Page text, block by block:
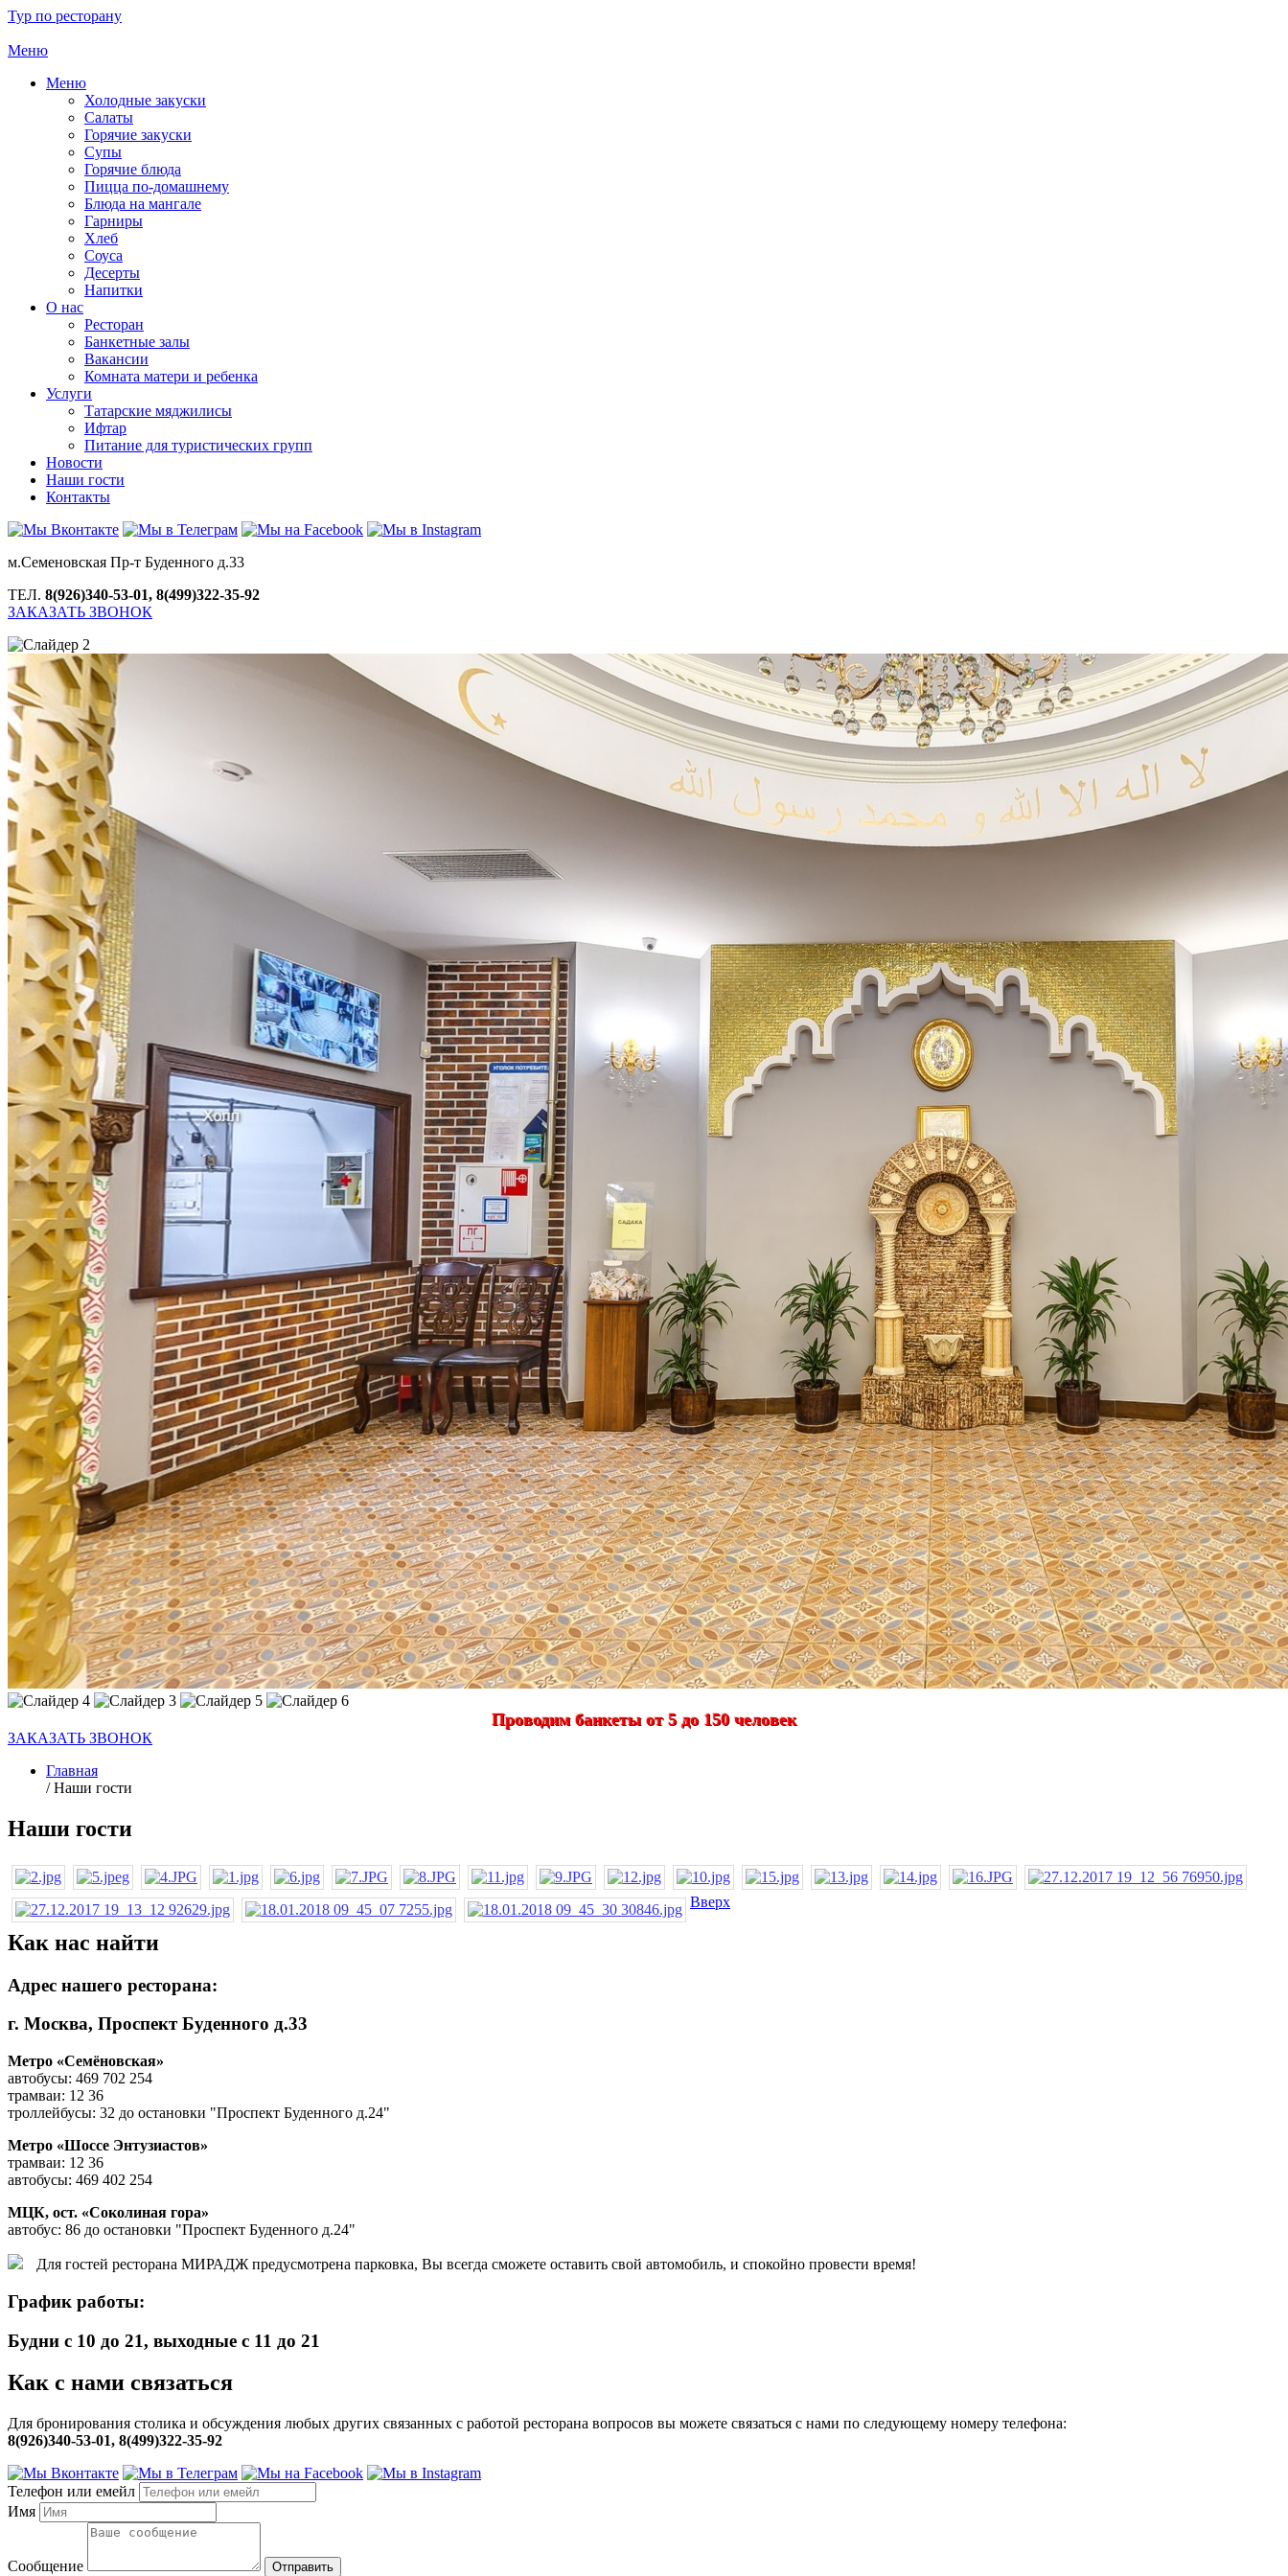
Тур по ресторану
Меню
Меню
Холодные закуски
Салаты
Горячие закуски
Супы
Горячие блюда
Пицца по-домашнему
Блюда на мангале
Гарниры
Хлеб
Соуса
Десерты
Напитки
О нас
Ресторан
Банкетные залы
Вакансии
Комната матери и ребенка
Услуги
Татарские мяджилисы
Ифтар
Питание для туристических групп
Новости
Наши гости
Контакты
м.Семеновская Пр-т Буденного д.33
ТЕЛ. 8(926)340-53-01, 8(499)322-35-92
ЗАКАЗАТЬ ЗВОНОК
Проводим банкеты от 5 до 150 человек
ЗАКАЗАТЬ ЗВОНОК
Главная
/Наши гости
Наши гости
Вверх
Как нас найти
Адрес нашего ресторана:
г. Москва, Проспект Буденного д.33
Метро «Семёновская»
автобусы: 469 702 254
трамваи: 12 36
троллейбусы: 32 до остановки "Проспект Буденного д.24"
Метро «Шоссе Энтузиастов»
трамваи: 12 36
автобусы: 469 402 254
МЦК, ост. «Соколиная гора»
автобус: 86 до остановки "Проспект Буденного д.24"
Для гостей ресторана МИРАДЖ предусмотрена парковка, Вы всегда сможете оставить свой автомобиль, и спокойно провести время!
График работы:
Будни с 10 до 21, выходные с 11 до 21
Как с нами связаться
Для бронирования столика и обсуждения любых других связанных с работой ресторана вопросов вы можете связаться с нами по следующему номеру телефона:
8(926)340-53-01, 8(499)322-35-92
Телефон или емейл
Имя
Сообщение